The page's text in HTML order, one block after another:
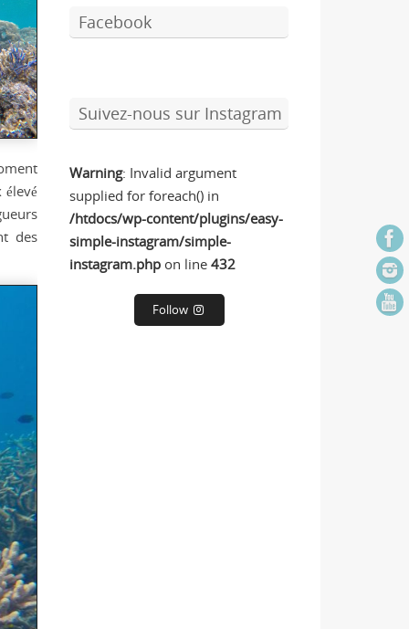
des
Facebook
Suivez-nous sur Instagram
Warning: Invalid argument
supplied for foreach() in
/htdocs/wp-content/plugins/easy-
simple-instagram/simple-
instagram.php on line 432
Follow